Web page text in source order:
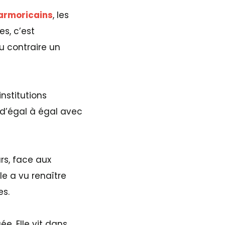
, les
c’est
contraire un
à égal avec
face aux
a vu renaître